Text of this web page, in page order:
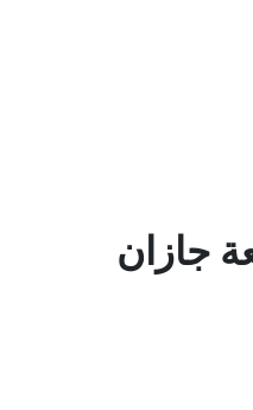
جازان